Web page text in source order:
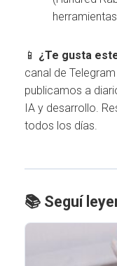
📱 ¿Te gusta
canal de Telegram
publicamos a
IA y desarrollo.
todos los días.
📚 Seguí